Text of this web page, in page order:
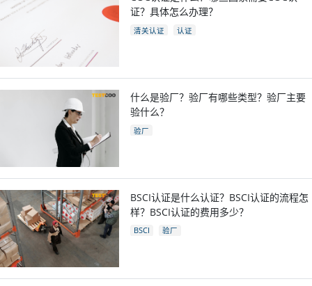
证？具体怎么办理？
清关认证 认证
什么是验厂？验厂有哪些类型？验厂主要
验什么？
验厂
BSCI认证是什么认证？BSCI认证的流程怎
样？BSCI认证的费用多少？
BSCI 验厂